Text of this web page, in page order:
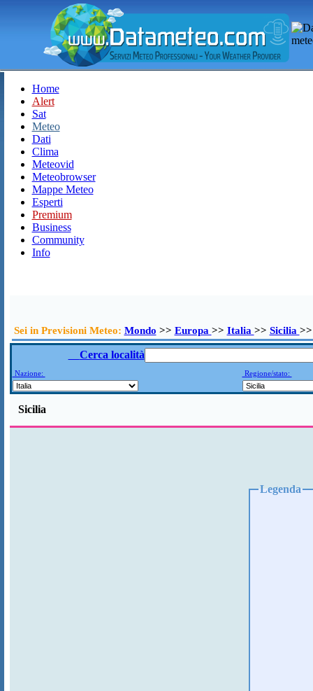
Home
Alert
Sat
Meteo
Dati
Clima
Meteovid
Meteobrowser
Mappe Meteo
Esperti
Premium
Business
Community
Info
Sei in Previsioni Meteo: Mondo >> Europa >> Italia >> Sicilia
Cerca località
Nazione: Regione/stato:
Sicilia
Legenda